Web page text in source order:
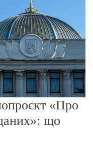
р
е
ж
и
м
у
«Про
що